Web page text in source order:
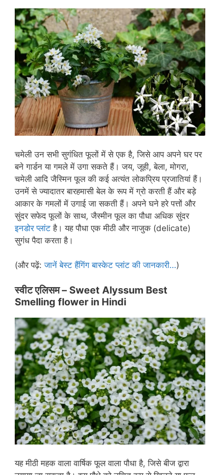
चमेली उन सभी सुगंधित फूलों में से एक है, जिसे आप अपने घर पर
बने गार्डन या गमले में उगा सकते हैं। जय, जूही, बेला, मोगरा,
चमेली आदि जैस्मिन फूल की कई अत्यंत लोकप्रिय प्रजातियां हैं।
उनमें से ज्यादातर बारहमासी बेल के रूप में ग्रो करती हैं और बड़े
आकार के गमलों में उगाई जा सकती हैं। अपने घने हरे पत्तों और
सुंदर सफेद फूलों के साथ, जैस्मीन फूल का पौधा अधिक सुंदर
इनडोर प्लांट है। यह पौधा एक मीठी और नाजुक (delicate)
सुगंध पैदा करता है।
(और पढ़ें:जानें बेस्ट हैंगिंग बास्केट प्लांट की जानकारी…)
स्वीट एलिसम – Sweet Alyssum Best
Smelling flower in Hindi
यह मीठी महक वाला वार्षिक फूल वाला पौधा है, जिसे बीज द्वारा